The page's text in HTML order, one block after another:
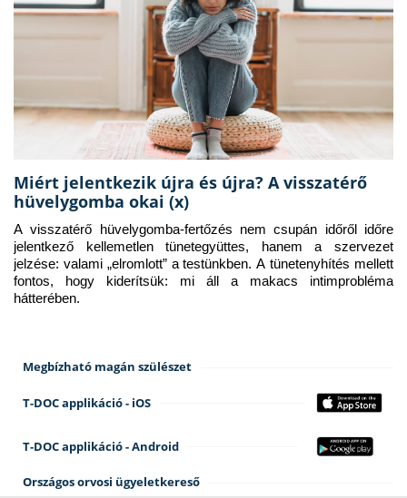
Miért jelentkezik újra és újra? A visszatérő
hüvelygomba okai (x)
A visszatérő hüvelygomba-fertőzés nem csupán időről időre
jelentkező kellemetlen tünetegyüttes, hanem a szervezet
jelzése: valami „elromlott” a testünkben. A tünetenyhítés mellett
fontos, hogy kiderítsük: mi áll a makacs intimprobléma
hátterében.
Megbízható magán szülészet
T-DOC applikáció - iOS
T-DOC applikáció - Android
Országos orvosi ügyeletkereső